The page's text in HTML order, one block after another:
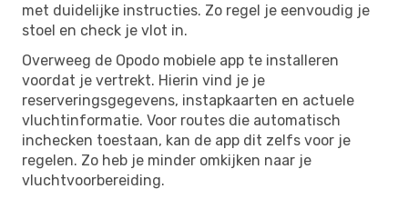
met duidelijke instructies. Zo regel je eenvoudig je
stoel en check je vlot in.
Overweeg de Opodo mobiele app te installeren
voordat je vertrekt. Hierin vind je je
reserveringsgegevens, instapkaarten en actuele
vluchtinformatie. Voor routes die automatisch
inchecken toestaan, kan de app dit zelfs voor je
regelen. Zo heb je minder omkijken naar je
vluchtvoorbereiding.